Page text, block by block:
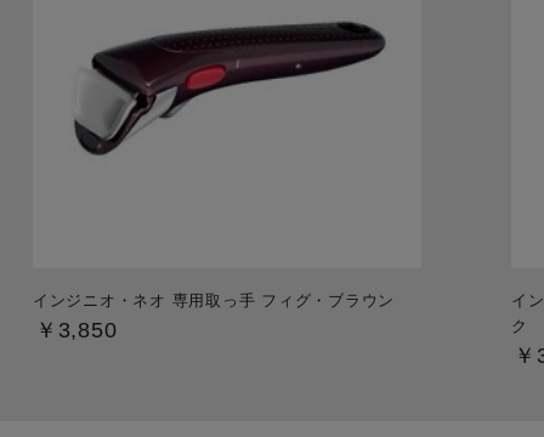
インジニオ・ネオ 専用取っ手 フィグ・ブラウン
￥3,850
イ
ク